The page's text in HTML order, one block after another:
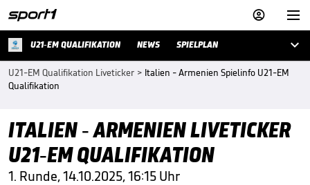


U21-EM QUALIFIKATION NEWS SPIELPLAN 
U21-EM Qualifikation Liveticker > Italien - Armenien Spielinfo U21-EM
Qualifikation
ITALIEN - ARMENIEN LIVETICKER
U21-EM QUALIFIKATION
1. Runde, 14.10.2025, 16:15 Uhr